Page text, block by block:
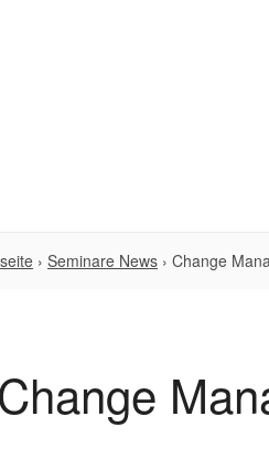
› Seminare News › Change
Change